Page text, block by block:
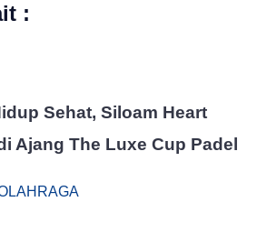
:
Sehat, Siloam Heart
Ajang The Luxe Cup Padel